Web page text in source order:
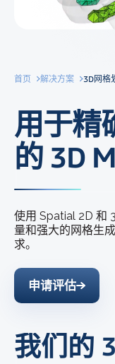
首页 解决方案 3D网格
用于精
的 3D
使用 Spatial 2D 和
量和强大的网格生
求。
申请评估
我们的